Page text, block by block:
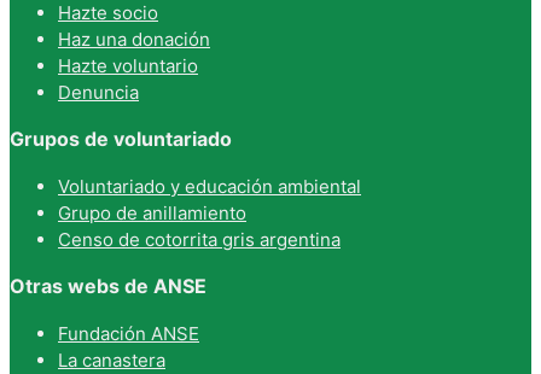
Hazte socio
Haz una donación
Hazte voluntario
Denuncia
Grupos de voluntariado
Voluntariado y educación ambiental
Grupo de anillamiento
Censo de cotorrita gris argentina
Otras webs de ANSE
Fundación ANSE
La canastera